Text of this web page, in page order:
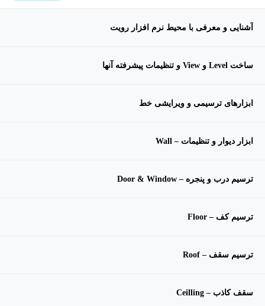
آشنایی و معرفی با محیط نرم افزار رویت
ساخت Level و View و تنظیمات پیشرفته آنها
ابزارهای ترسیمی و ویرایشی خط
ابزار دیوار و تنظیمات – Wall
ترسیم درب و پنجره – Door & Window
ترسیم کف – Floor
ترسیم سقف – Roof
سقف کاذب – Ceilling